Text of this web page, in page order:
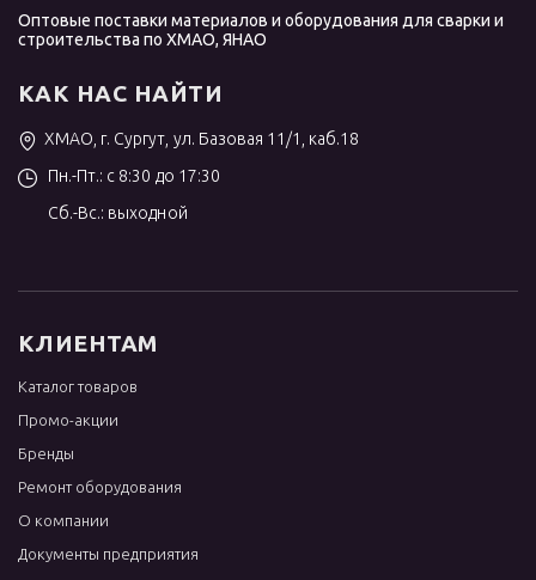
Оптовые поставки материалов и оборудования для сварки и
строительства по ХМАО, ЯНАО
КАК НАС НАЙТИ
ХМАО, г. Сургут, ул. Базовая 11/1, каб.18
Пн.-Пт.: с 8:30 до 17:30
Сб.-Вс.: выходной
КЛИЕНТАМ
Каталог товаров
Промо-акции
Бренды
Ремонт оборудования
О компании
Документы предприятия